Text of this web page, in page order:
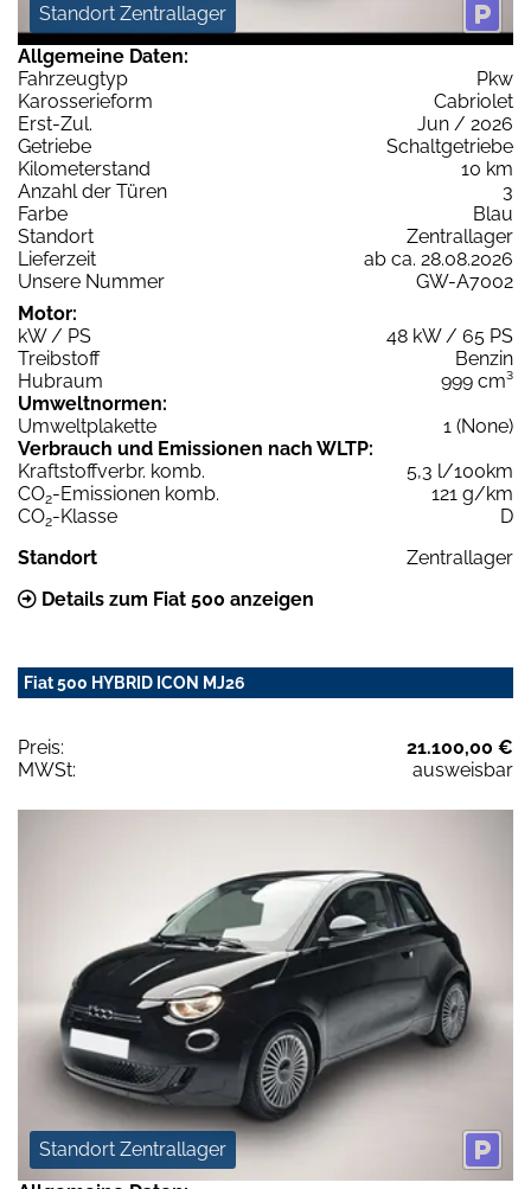
Standort Zentrallager
Allgemeine Daten:
Fahrzeugtyp
Pkw
Karosserieform
Cabriolet
Erst-Zul.
Jun / 2026
Getriebe
Schaltgetriebe
Kilometerstand
10 km
Anzahl der Türen
3
Farbe
Blau
Standort
Zentrallager
Lieferzeit
ab ca. 28.08.2026
Unsere Nummer
GW-A7002
Motor:
kW / PS
48 kW / 65 PS
Treibstoff
Benzin
Hubraum
999 cm³
Umweltnormen:
Umweltplakette
1 (None)
Verbrauch und Emissionen nach WLTP:
Kraftstoffverbr. komb.
5,3 l/100km
CO2-Emissionen komb.
121 g/km
CO2-Klasse
D
Standort
Zentrallager
Details zum Fiat 500 anzeigen
Fiat 500 HYBRID ICON MJ26
Preis:
21.100,00 €
MWSt:
ausweisbar
Standort Zentrallager